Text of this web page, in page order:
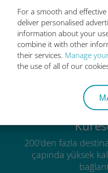
For a smooth and
deliver personalised
information about your
combine it with other
their services. Manage
the use of all of our
Ubigi
200'den fazla
çapında yüksek